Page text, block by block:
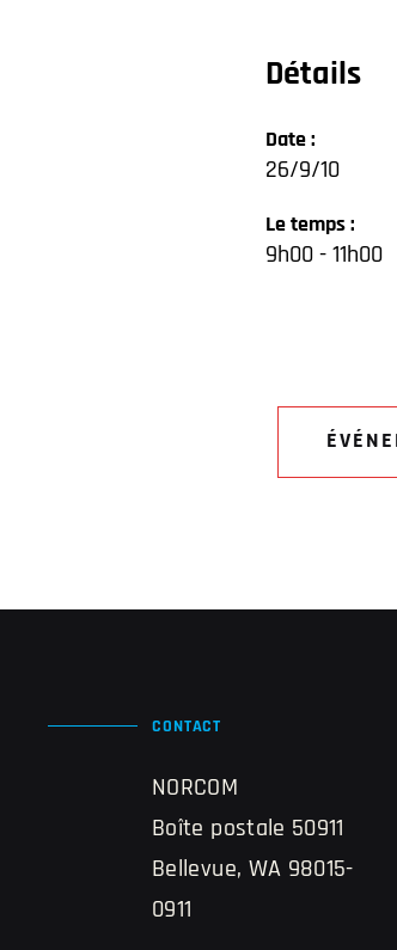
Détails
Date :
26/9/10
Le temps :
9h00 - 11h00
CONTACT
NORCOM
Boîte postale 50911
Bellevue, WA 98015-
0911